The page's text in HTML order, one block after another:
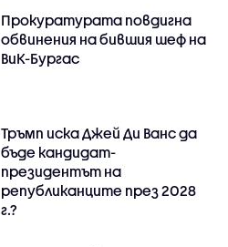
Прокуратурата повдигна
обвинения на бившия шеф на
ВиК-Бургас
Тръмп иска Джей Ди Ванс да
бъде кандидат-
президентът на
републиканците през 2028
г.?